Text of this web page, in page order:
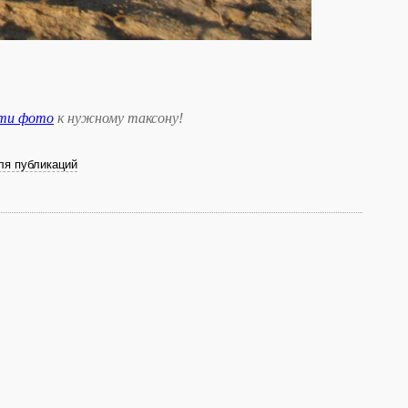
фото к нужному таксону!
публикаций